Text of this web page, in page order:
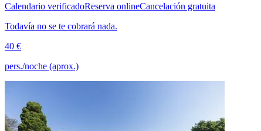
Calendario verificadoReserva onlineCancelación gratuita
Todavía no se te cobrará nada.
40 €
pers./noche (aprox.)